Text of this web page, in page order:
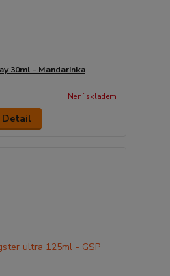
30ml - Mandarinka
Není skladem
Detail